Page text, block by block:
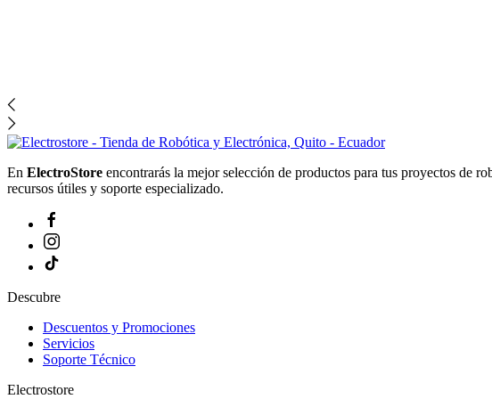
En ElectroStore encontrarás la mejor selección de productos para tus proyectos de
recursos útiles y soporte especializado.
Descubre
Descuentos y Promociones
Servicios
Soporte Técnico
Electrostore